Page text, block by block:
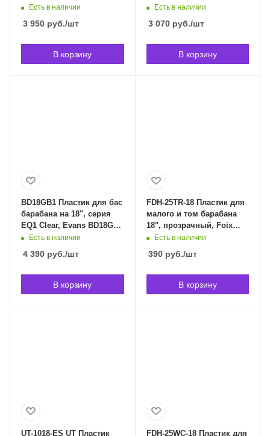
Evans BD18RACW в
Есть в наличии
3 950 руб./шт
В корзину
0318-00 в Владивостоке
Есть в наличии
3 070руб./шт
В корзину
BD18GB1 Пластик для бас
барабана на 18", серия
EQ1 Clear, Evans BD18GB1
в Владивостоке
Есть в наличии
4 390 руб./шт
В корзину
FDH-25TR-18 Пластик для
малого и том барабана
18", прозрачный, Foix
FDH-25TR-18 в
Есть в наличии
390руб./шт
В корзину
UT-1018-ES UT Пластик FDH-25WC-18 Пластик для